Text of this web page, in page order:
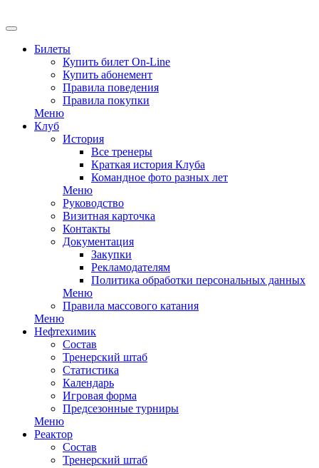
Билеты
Купить билет On-Line
Купить абонемент
Правила поведения
Правила покупки
Меню
Клуб
История
Все тренеры
Краткая история Клуба
Командное фото разных лет
Меню
Руководство
Визитная карточка
Контакты
Документация
Закупки
Рекламодателям
Политика обработки персональных данных
Меню
Правила массового катания
Меню
Нефтехимик
Состав
Тренерский штаб
Статистика
Календарь
Игровая форма
Предсезонные турниры
Меню
Реактор
Состав
Тренерский штаб